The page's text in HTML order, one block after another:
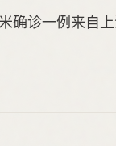
确诊一例来自